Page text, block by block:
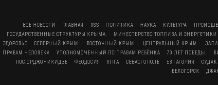
ВСЕ НОВОСТИ ГЛАВНАЯ RSS ПОЛИТИКА НАУКА КУЛЬТУРА
ГОСУДАРСТВЕННЫЕ СТРУКТУРЫ КРЫМА.
МИНЕСТЕРСТВО ТОПЛИВА И
ЗДОРОВЬЕ
СЕВЕРНЫЙ КРЫМ. ВОСТОЧНЫЙ КРЫМ. ЦЕНТРАЛЬНЫЙ КРЫМ.
ПРАВАМ ЧЕЛОВЕКА
УПОЛНОМОЧЕННЫЙ ПО ПРАВАМ РЕБЁНКА 70 ЛЕТ ПОБЕДЫ.
ПОС.ОРДЖОНИКИДЗЕ
ФЕОДОСИЯ ЯЛТА СЕВАСТОПОЛЬ ЕВПАТОРИЯ
СУДАК
БЕЛОГОРСК